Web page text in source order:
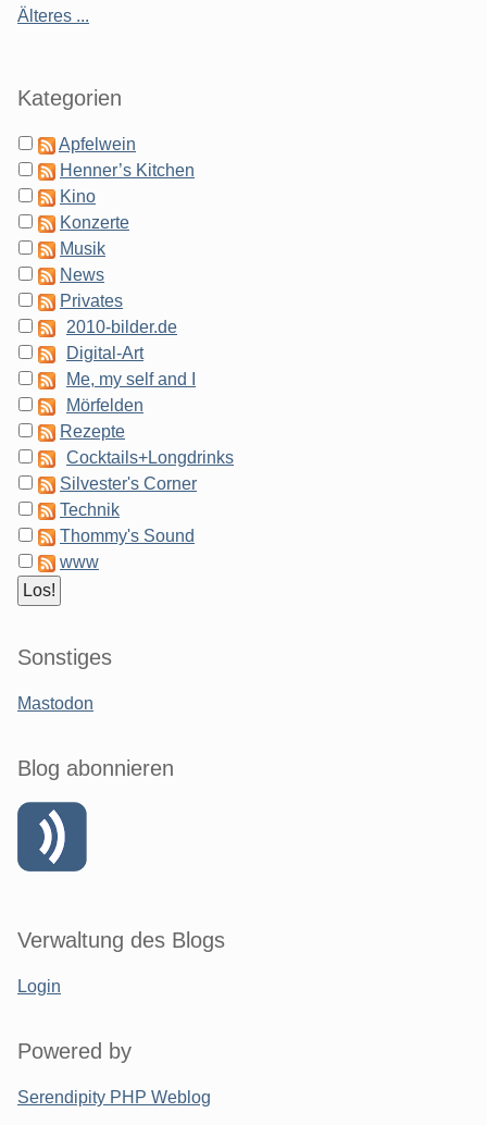
Älteres ...
Kategorien
Apfelwein
Henner’s Kitchen
Kino
Konzerte
Musik
News
Privates
2010-bilder.de
Digital-Art
Me, my self and I
Mörfelden
Rezepte
Cocktails+Longdrinks
Silvester's Corner
Technik
Thommy's Sound
www
Sonstiges
Mastodon
Blog abonnieren
Verwaltung des Blogs
Login
Powered by
Serendipity PHP Weblog